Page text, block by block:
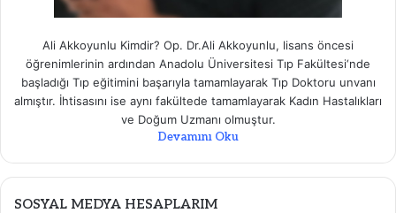
Ali Akkoyunlu Kimdir? Op. Dr.Ali Akkoyunlu, lisans öncesi
öğrenimlerinin ardından Anadolu Üniversitesi Tıp Fakültesi‘nde
başladığı Tıp eğitimini başarıyla tamamlayarak Tıp Doktoru unvanı
almıştır. İhtisasını ise aynı fakültede tamamlayarak Kadın Hastalıkları
ve Doğum Uzmanı olmuştur.
Devamını Oku
SOSYAL MEDYA HESAPLARIM